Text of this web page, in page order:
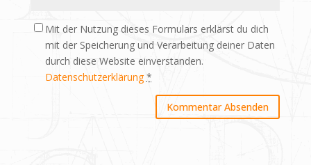
Mit der Nutzung dieses Formulars erklärst du dich
mit der Speicherung und Verarbeitung deiner Daten
durch diese Website einverstanden.
Datenschutzerklärung *